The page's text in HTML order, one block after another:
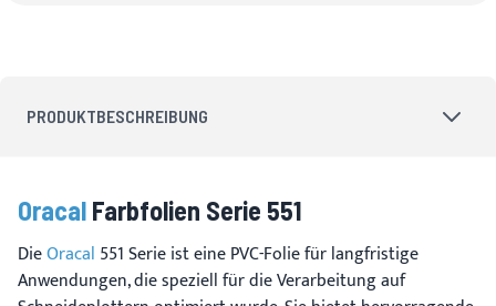
PRODUKTBESCHREIBUNG
Oracal Farbfolien Serie 551
DieOracal 551 Serie ist eine PVC-Folie für langfristige
Anwendungen, die speziell für die Verarbeitung auf